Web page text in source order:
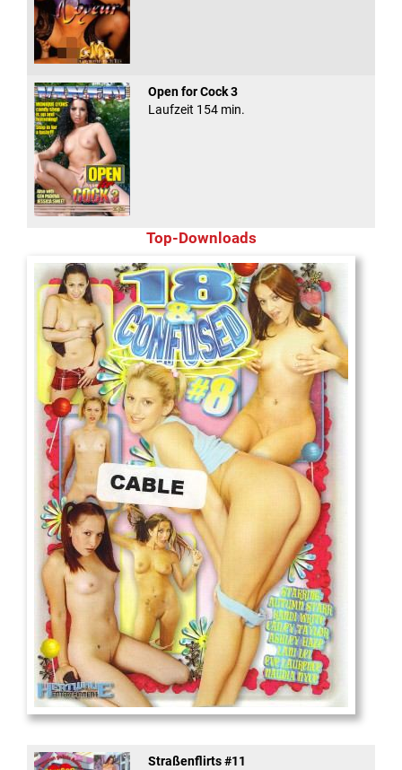
Open for Cock 3
Laufzeit 154 min.
Top-Downloads
And Confused #8 - ...
Straßenflirts #11